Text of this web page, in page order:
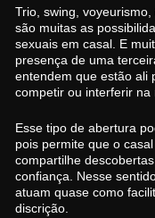
Trio, swing,
são muitas as
sexuais em casal. E
presença de uma
entendem que estão ali
competir ou interferir na
Esse tipo de abertura
pois permite que o
compartilhe
confiança. Nesse
atuam quase como
discrição.